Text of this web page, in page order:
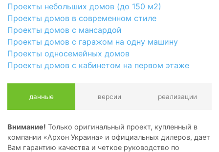
Проекты небольших домов (до 150 м2)
Проекты домов в современном стиле
Проекты домов с мансардой
Проекты домов с гаражом на одну машину
Проекты односемейных домов
Проекты домов с кабинетом на первом этаже
данные версии реализации
Внимание! Только оригинальный проект, купленный в
компании «Архон Украина» и официальных дилеров, дает
Вам гарантию качества и четкое руководство по